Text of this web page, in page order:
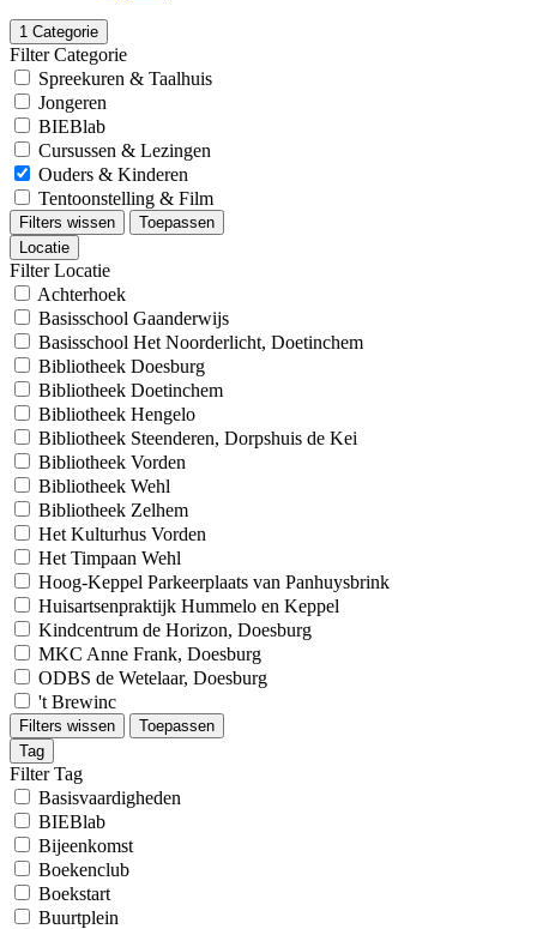
1 Categorie
Filter Categorie
Spreekuren & Taalhuis
Jongeren
BIEBlab
Cursussen & Lezingen
Ouders & Kinderen
Tentoonstelling & Film
Filters wissen
Toepassen
Locatie
Filter Locatie
Achterhoek
Basisschool Gaanderwijs
Basisschool Het Noorderlicht, Doetinchem
Bibliotheek Doesburg
Bibliotheek Doetinchem
Bibliotheek Hengelo
Bibliotheek Steenderen, Dorpshuis de Kei
Bibliotheek Vorden
Bibliotheek Wehl
Bibliotheek Zelhem
Het Kulturhus Vorden
Het Timpaan Wehl
Hoog-Keppel Parkeerplaats van Panhuysbrink
Huisartsenpraktijk Hummelo en Keppel
Kindcentrum de Horizon, Doesburg
MKC Anne Frank, Doesburg
ODBS de Wetelaar, Doesburg
't Brewinc
Filters wissen
Toepassen
Tag
Filter Tag
Basisvaardigheden
BIEBlab
Bijeenkomst
Boekenclub
Boekstart
Buurtplein